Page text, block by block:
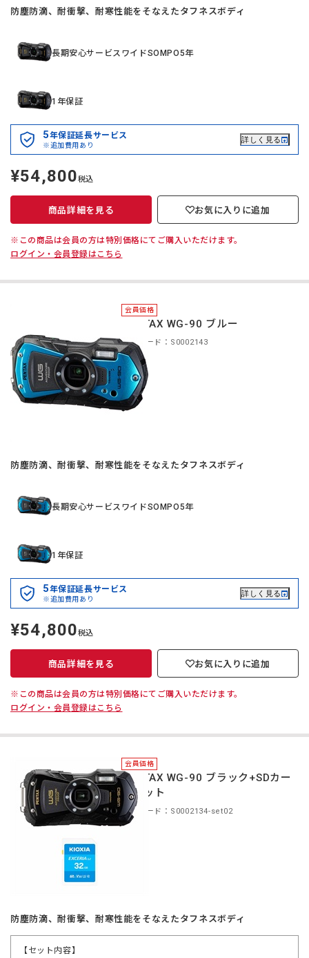
防塵防滴、耐衝撃、耐寒性能をそなえたタフネスボディ
長期安心サービスワイドSOMPO5年
1年保証
5年保証延長サービス
※追加費用あり
詳しく見る
定
価
¥54,800税込
商品詳細を見る お気に入りに追加
※この商品は会員の方は特別価格にてご購入いただけます。
ログイン・会員登録はこちら
会員価格
PENTAX WG-90 ブルー
商品コード：S0002143
防塵防滴、耐衝撃、耐寒性能をそなえたタフネスボディ
長期安心サービスワイドSOMPO5年
1年保証
5年保証延長サービス
※追加費用あり
詳しく見る
定
価
¥54,800税込
商品詳細を見る お気に入りに追加
※この商品は会員の方は特別価格にてご購入いただけます。
ログイン・会員登録はこちら
会員価格
PENTAX WG-90 ブラック+SDカー
ドセット
商品コード：S0002134-set02
防塵防滴、耐衝撃、耐寒性能をそなえたタフネスボディ
【セット内容】